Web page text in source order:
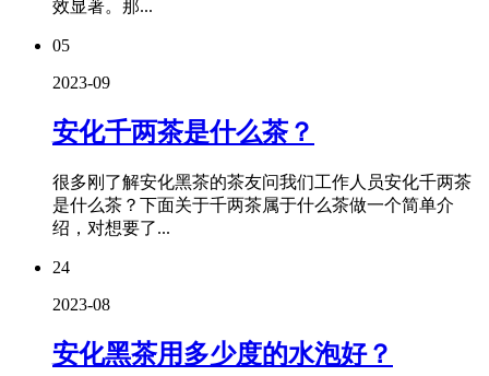
效显著。那...
05
2023-09
安化千两茶是什么茶？
很多刚了解安化黑茶的茶友问我们工作人员安化千两茶
是什么茶？下面关于千两茶属于什么茶做一个简单介
绍，对想要了...
24
2023-08
安化黑茶用多少度的水泡好？